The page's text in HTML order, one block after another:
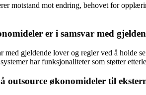
motstand mot endring, behovet for
er i samsvar med
gjeldende lover og regler ved å holde
har funksjonaliteter som støtter
økonomideler til